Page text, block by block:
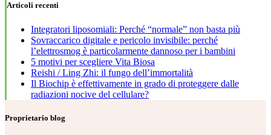
Articoli recenti
Integratori liposomiali: Perché “normale” non basta più
Sovraccarico digitale e pericolo invisibile: perché
l’elettrosmog è particolarmente dannoso per i bambini
5 motivi per scegliere Vita Biosa
Reishi / Ling Zhi: il fungo dell’immortalità
Il Biochip è effettivamente in grado di proteggere dalle
radiazioni nocive del cellulare?
Proprietario blog